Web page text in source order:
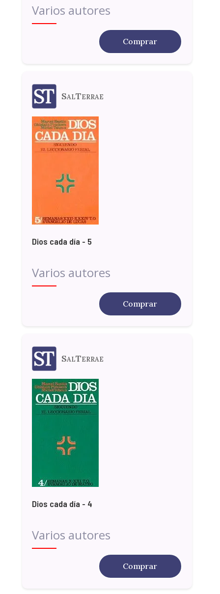
Varios autores
Comprar
SalTerrae
Dios cada día - 5
Varios autores
Comprar
SalTerrae
Dios cada día - 4
Varios autores
Comprar